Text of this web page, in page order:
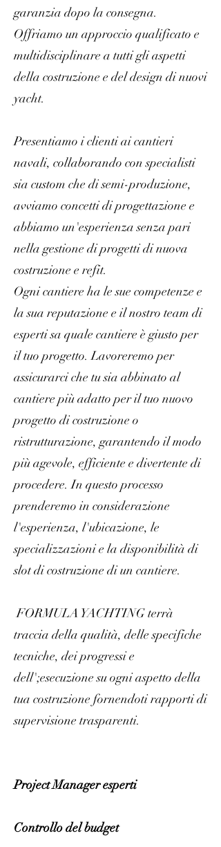
garanzia dopo la consegna.
Offriamo un approccio qualificato e
multidisciplinare a tutti gli aspetti
della costruzione e del design di nuovi
yacht.
Presentiamo i clienti ai cantieri
navali, collaborando con specialisti
sia custom che di semi-produzione,
avviamo concetti di progettazione e
abbiamo un'esperienza senza pari
nella gestione di progetti di nuova
costruzione e refit.
Ogni cantiere ha le sue competenze e
la sua reputazione e il nostro team di
esperti sa quale cantiere è giusto per
il tuo progetto. Lavoreremo per
assicurarci che tu sia abbinato al
cantiere più adatto per il tuo nuovo
progetto di costruzione o
ristrutturazione, garantendo il modo
più agevole, efficiente e divertente di
procedere. In questo processo
prenderemo in considerazione
l'esperienza, l'ubicazione, le
specializzazioni e la disponibilità di
slot di costruzione di un cantiere.
FORMULA YACHTING terrà
traccia della qualità, delle specifiche
tecniche, dei progressi e
dell';esecuzione su ogni aspetto della
tua costruzione fornendoti rapporti di
supervisione trasparenti.
Project Manager esperti
Controllo del budget